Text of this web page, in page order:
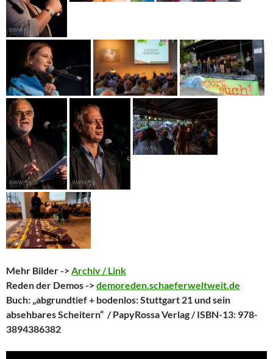
Mehr Bilder -> Archiv / Link
Reden der Demos ->demoreden.schaeferweltweit.de
Buch: „abgrundtief + bodenlos: Stuttgart 21 und sein
absehbares Scheitern“ / PapyRossa Verlag /ISBN-13: 978-
3894386382